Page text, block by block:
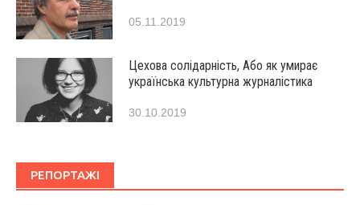
05.11.2019
Цехова солідарність, Або як умирає
українська культурна журналістика
30.10.2019
РЕПОРТАЖІ